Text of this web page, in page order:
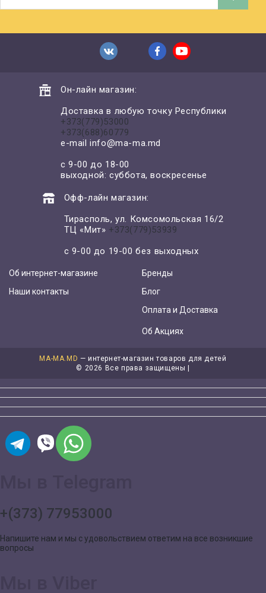
Он-лайн магазин:
Доставка в любую точку Республики
+373(779)53000
+373(688)60779
e-mailinfo@ma-ma.md
с 9-00 до 18-00
выходной: суббота, воскресенье
Офф-лайн магазин:
Тирасполь, ул. Комсомольская 16/2
ТЦ «Мит» +373(779)53939
с 9-00 до 19-00 без выходных
Об интернет-магазине
Наши контакты
Бренды
Блог
Оплата и Доставка
Об Акциях
MA-MA.MD — интернет-магазин товаров для детей
© 2026 Все права защищены |
+(373) 77953000
Напишите нам и мы с удовольствием ответим на все возникшие
вопросы